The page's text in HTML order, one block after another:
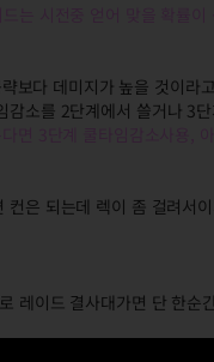
보다 데미지가 높을 것이라
감소를 2단계에서 쓸거나 3
컨은 되는데 렉이 좀 걸려
레이드 결사대가면 단 한